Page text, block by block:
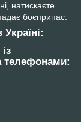
натискаєте
боєприпас.
телефонами: